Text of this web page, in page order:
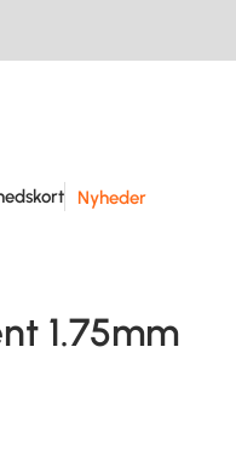
Nyheder
1.75mm